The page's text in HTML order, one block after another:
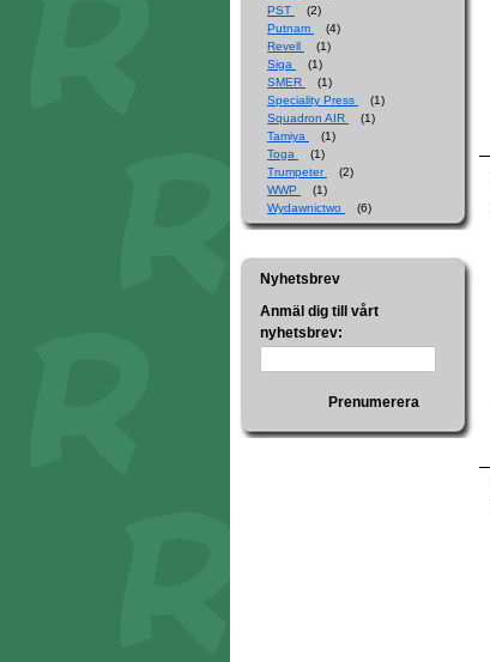
PST
(2)
Putnam
(4)
Revell
(1)
Siga
(1)
SMER
(1)
Speciality Press
(1)
Squadron AIR
(1)
Tamiya
(1)
Toga
(1)
Trumpeter
(2)
WWP
(1)
Wydawnictwo
(6)
Nyhetsbrev
Anmäl dig till vårt
nyhetsbrev:
Prenumerera